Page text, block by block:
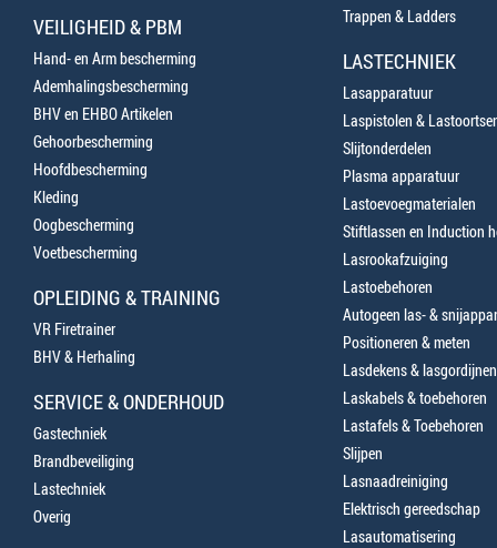
VEILIGHEID & PBM
Hand- en Arm bescherming
Ademhalingsbescherming
BHV en EHBO Artikelen
Gehoorbescherming
Hoofdbescherming
Kleding
Oogbescherming
Voetbescherming
OPLEIDING & TRAINING
VR Firetrainer
BHV & Herhaling
SERVICE & ONDERHOUD
Gastechniek
Brandbeveiliging
Lastechniek
Overig
Trappen & Ladders
LASTECHNIEK
Lasapparatuur
Laspistolen &
Slijtonderdelen
Plasma apparatuur
Lastoevoegmaterialen
Stiftlassen en Induction
Lasrookafzuiging
Lastoebehoren
Autogeen las- &
Positioneren & meten
Lasdekens & lasgordijnen
Laskabels & toebehoren
Lastafels & Toebehoren
Slijpen
Lasnaadreiniging
Elektrisch gereedschap
Lasautomatisering